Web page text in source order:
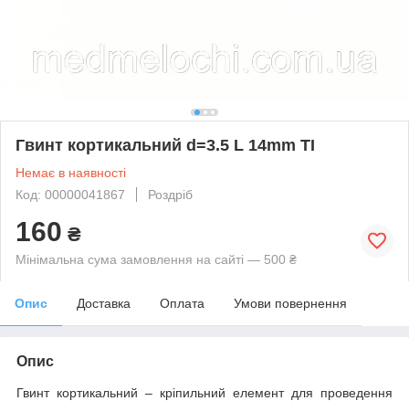
Гвинт кортикальний d=3.5 L 14mm TI
Немає в наявності
Код: 00000041867
Роздріб
160 ₴
Мінімальна сума замовлення на сайті — 500 ₴
Опис Доставка Оплата Умови повернення
Опис
Гвинт кортикальний – кріпильний елемент для проведення